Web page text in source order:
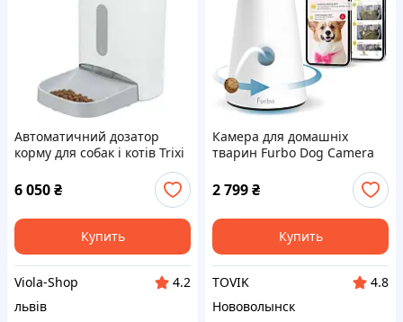
Автоматичний дозатор
корму для собак і котів Trixi
6 050₴
Купить
Viola-Shop
4.2
львів
Камера для домашніх
тварин Furbo Dog Camera
2 799₴
Купить
TOVIK
4.8
Нововолынск